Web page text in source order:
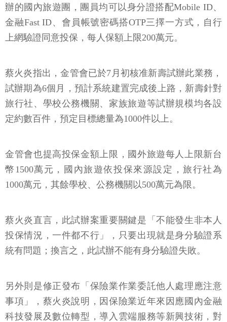
辦的國內旅遊團，團員均可以身分證搭配Mobile ID、
金融Fast ID、會員帳號密碼搭OTP三擇一方式，自行
上網驗證同意投保，每人保額上限200萬元。
蔡火炎指出，金管會已於7月初核准新壽試辦此業務，
試辦期為6個月，預計系統建置完成後上路，新壽針對
旅行社、學校公務機關、家族旅遊等試辦規模均各設
定約數百件，預定目標總量為1000件以上。
金管會也提高投保金額上限，國外旅遊每人上限新台
幣1500萬元，國內旅遊依投保來源設定，旅行社為
1000萬元，其餘學校、公務機關以500萬元為限。
蔡火炎直言，此試辦案重要關鍵是「不能發生非本人
投保情況，一件都不行」，只要出現就是身分驗證系
統有問題；換言之，此試辦不能有身分驗證失敗。
另外則是修正發布「保險業作業委託他人處理應注意
事項」，蔡火炎說明，因保險業近年來因應國內金融
科技發展及數位轉型，導入雲端服務等新興技術，對